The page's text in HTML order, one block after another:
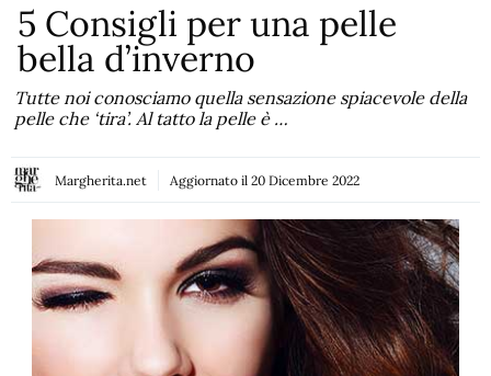
5 Consigli per una pelle
bella d’inverno
Tutte noi conosciamo quella sensazione spiacevole della
pelle che ‘tira’. Al tatto la pelle è …
Margherita.net Aggiornato il 20 Dicembre 2022